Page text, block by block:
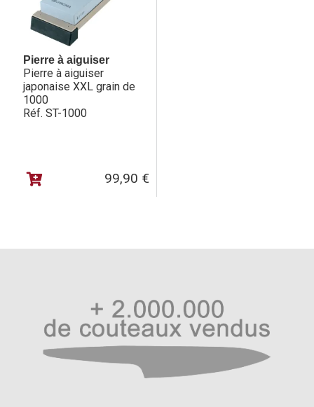
Pierre à aiguiser
Pierre à aiguiser
japonaise XXL grain de
1000
Réf. ST-1000
99,90 €